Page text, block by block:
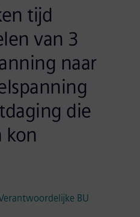
tijd
van 3
naar
die
kon
BU